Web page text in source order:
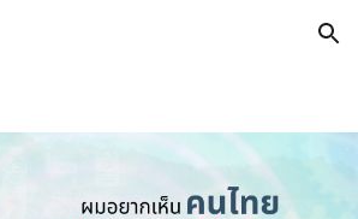
Skip to navigation